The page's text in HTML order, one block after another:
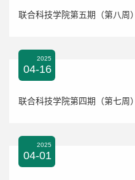
2025
04-16
2025
04-01